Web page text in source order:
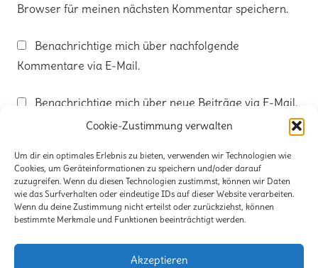
Cookie-Zustimmung verwalten
Um dir ein optimales Erlebnis zu bieten, verwenden wir Technologien wie
Cookies, um Geräteinformationen zu speichern und/oder darauf
zuzugreifen. Wenn du diesen Technologien zustimmst, können wir Daten
wie das Surfverhalten oder eindeutige IDs auf dieser Website verarbeiten.
Wenn du deine Zustimmung nicht erteilst oder zurückziehst, können
bestimmte Merkmale und Funktionen beeinträchtigt werden.
Akzeptieren
Browser für meinen nächsten Kommentar speichern.
Benachrichtige mich über nachfolgende
Kommentare via E-Mail.
Benachrichtige mich über neue Beiträge via E-Mail.
Kontakt
Haftungsausschluß